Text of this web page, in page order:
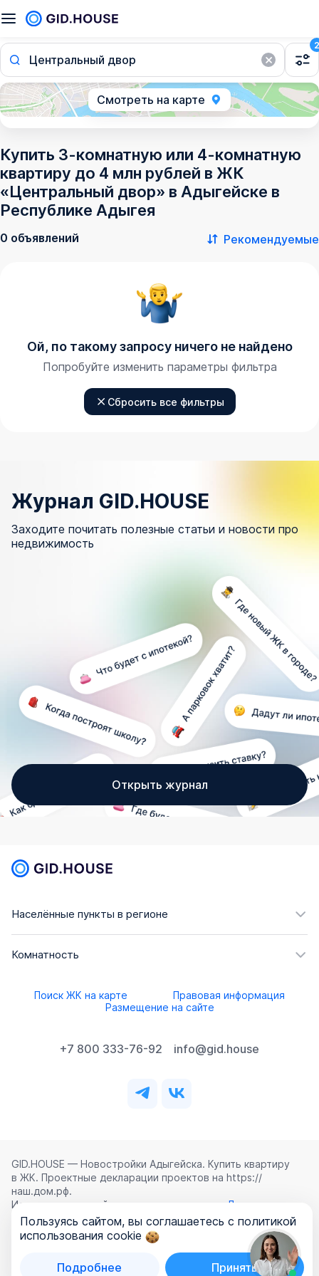
Центральный двор
2
Смотреть на карте
Купить 3-комнатную или 4-комнатную
квартиру до 4 млн рублей в ЖК
«Центральный двор» в Адыгейске в
Республике Адыгея
0 объявлений Рекомендуемые
Ой, по такому запросу ничего не найдено
Попробуйте изменить параметры фильтра
Сбросить все фильтры
Журнал GID.HOUSE
Заходите почитать полезные статьи и новости про
недвижимость
Открыть журнал
Населённые пункты в регионе
Комнатность
Поиск ЖК на карте
Правовая информация
Размещение на сайте
+7 800 333-76-92 info@gid.house
GID.HOUSE — Новостройки Адыгейска. Купить квартиру
в ЖК. Проектные декларации проектов на https://
наш.дом.рф.
Использование сайта означает согласие с
Лицензионным
соглашением
,Политикой конфиденциальностии
Политикой обработки персональных данных
ООО «ГИД.ХАУЗ»
Пользуясь сайтом, вы соглашаетесь с политикой
использования cookie
Подробнее Принять